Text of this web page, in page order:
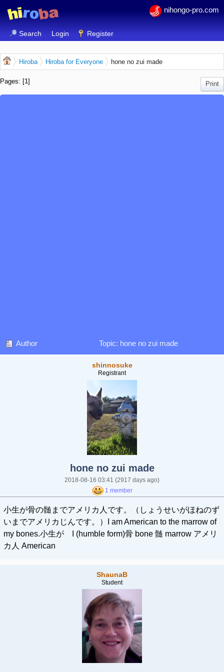
nihongo-pro.com
Search Login Register
Hiroba Hiroba for Everyone hone no zui made
Print
Pages: [1]
Author Topic: hone no zui made
shinnosuke
Registrant
hone no zui made
2018-08-16 03:41 (2917 days ago)
1 member
小生が骨の髄までアメリカ人です。（しょうせいがほねのず
いまでアメリカじんです。）I am American to the marrow of
my bones.小生が I (humble form)骨 bone 髄 marrow アメリ
カ人 American
ShaunaB
Student